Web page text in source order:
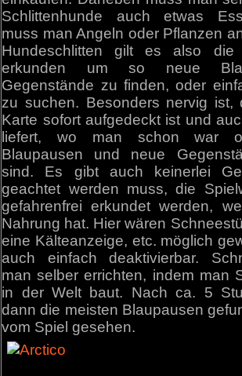
Schlittenhunde auch etwas
muss man Angeln oder Pflanzen
Hundeschlitten gilt es also die
erkunden um so neue
Gegenstände zu finden, oder
zu suchen. Besonders nervig ist,
Karte sofort aufgedeckt ist und
liefert, wo man schon war
Blaupausen und neue
sind. Es gibt auch keinerlei
geachtet werden muss, die
gefahrenfrei erkundet werden,
Nahrung hat. Hier wären
eine Kälteanzeige, etc. möglich
auch einfach deaktivierbar.
man selber errichten, indem man
in der Welt baut. Nach ca. 5
dann die meisten Blaupausen
vom Spiel gesehen.